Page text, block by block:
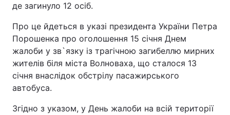
де загинуло 12 осіб.
Про це йдеться в указі президента України Петра
Порошенка про оголошення 15 січня Днем
жалоби у зв`язку із трагічною загибеллю мирних
жителів біля міста Волноваха, що сталося 13
січня внаслідок обстрілу пасажирського
автобуса.
Згідно з указом, у День жалоби на всій території